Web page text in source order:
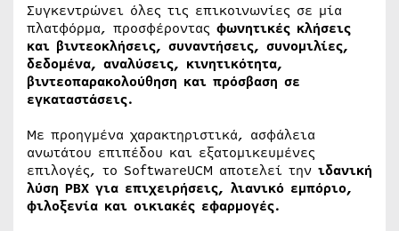
Συγκεντρώνει όλες τις επικοινωνίες σε μία
πλατφόρμα, προσφέροντας φωνητικές κλήσεις
και βιντεοκλήσεις, συναντήσεις, συνομιλίες,
δεδομένα, αναλύσεις, κινητικότητα,
βιντεοπαρακολούθηση και πρόσβαση σε
εγκαταστάσεις.
Με προηγμένα χαρακτηριστικά, ασφάλεια
ανωτάτου επιπέδου και εξατομικευμένες
επιλογές, το SoftwareUCM αποτελεί την ιδανική
λύση PBX για επιχειρήσεις, λιανικό εμπόριο,
φιλοξενία και οικιακές εφαρμογές.